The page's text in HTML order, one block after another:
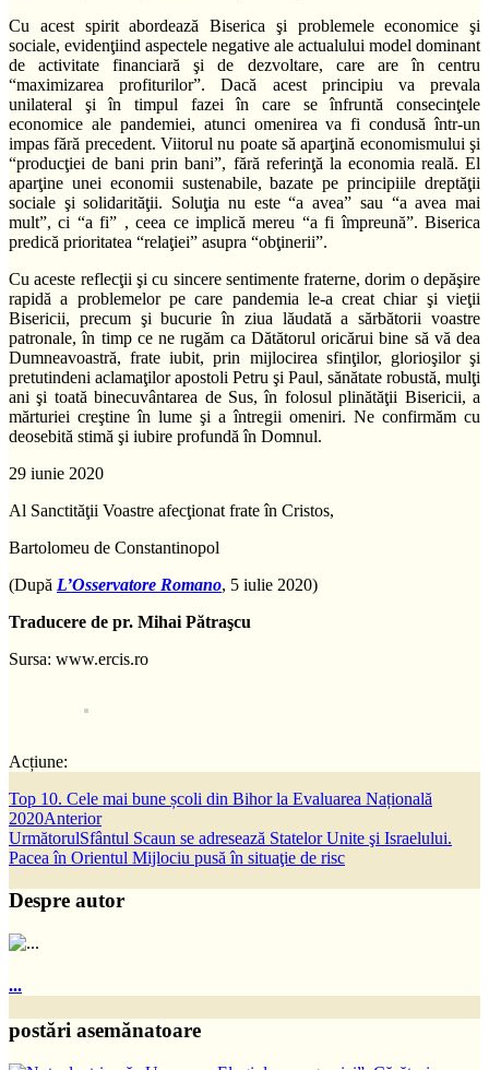
Cu acest spirit abordează Biserica şi problemele economice şi
sociale, evidenţiind aspectele negative ale actualului model dominant
de activitate financiară şi de dezvoltare, care are în centru
“maximizarea profiturilor”. Dacă acest principiu va prevala
unilateral şi în timpul fazei în care se înfruntă consecinţele
economice ale pandemiei, atunci omenirea va fi condusă într-un
impas fără precedent. Viitorul nu poate să aparţină economismului şi
“producţiei de bani prin bani”, fără referinţă la economia reală. El
aparţine unei economii sustenabile, bazate pe principiile dreptăţii
sociale şi solidarităţii. Soluţia nu este “a avea” sau “a avea mai
mult”, ci “a fi” , ceea ce implică mereu “a fi împreună”. Biserica
predică prioritatea “relaţiei” asupra “obţinerii”.
Cu aceste reflecţii şi cu sincere sentimente fraterne, dorim o depăşire
rapidă a problemelor pe care pandemia le-a creat chiar şi vieţii
Bisericii, precum şi bucurie în ziua lăudată a sărbătorii voastre
patronale, în timp ce ne rugăm ca Dătătorul oricărui bine să vă dea
Dumneavoastră, frate iubit, prin mijlocirea sfinţilor, glorioşilor şi
pretutindeni aclamaţilor apostoli Petru şi Paul, sănătate robustă, mulţi
ani şi toată binecuvântarea de Sus, în folosul plinătăţii Bisericii, a
mărturiei creştine în lume şi a întregii omeniri. Ne confirmăm cu
deosebită stimă şi iubire profundă în Domnul.
29 iunie 2020
Al Sanctităţii Voastre afecţionat frate în Cristos,
Bartolomeu de Constantinopol
(După L’Osservatore Romano, 5 iulie 2020)
Traducere de pr. Mihai Pătraşcu
Sursa: www.ercis.ro
Acțiune:
Top 10. Cele mai bune școli din Bihor la Evaluarea Națională
2020Anterior
UrmătorulSfântul Scaun se adresează Statelor Unite şi Israelului.
Pacea în Orientul Mijlociu pusă în situaţie de risc
Despre autor
...
postări asemănatoare